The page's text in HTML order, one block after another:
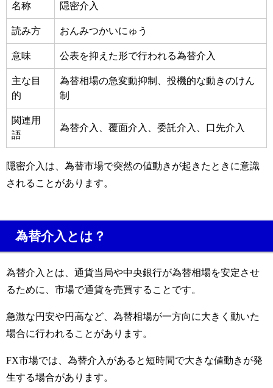
名称 隠密介入
読み方 おんみつかいにゅう
意味 公表を抑えた形で行われる為替介入
主な目
的
為替相場の急変動抑制、投機的な動きのけん
制
関連用
語
為替介入、覆面介入、委託介入、口先介入
隠密介入は、為替市場で突然の値動きが起きたときに意識
されることがあります。
為替介入とは？
為替介入とは、通貨当局や中央銀行が為替相場を安定させ
るために、市場で通貨を売買することです。
急激な円安や円高など、為替相場が一方向に大きく動いた
場合に行われることがあります。
FX市場では、為替介入があると短時間で大きな値動きが発
生する場合があります。